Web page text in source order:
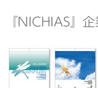
『NICHIAS』